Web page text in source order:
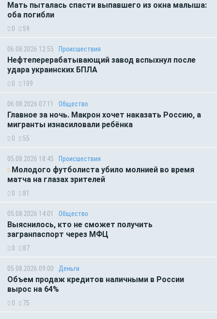
Мать пыталась спасти выпавшего из окна малыша:
оба погибли
0 59
06.08.2026 12:55 Происшествия
Нефтеперерабатывающий завод вспыхнул после
удара украинских БПЛА
0 109
06.08.2026 07:11 Общество
Главное за ночь. Макрон хочет наказать Россию, а
мигранты изнасиловали ребёнка
0 55
05.08.2026 18:45 Происшествия
Молодого футболиста убило молнией во время
матча на глазах зрителей
0 81
05.08.2026 14:01 Общество
Выяснилось, кто не сможет получить
загранпаспорт через МФЦ
0 87
05.08.2026 09:00 Деньги
Объем продаж кредитов наличными в России
вырос на 64%
0 75